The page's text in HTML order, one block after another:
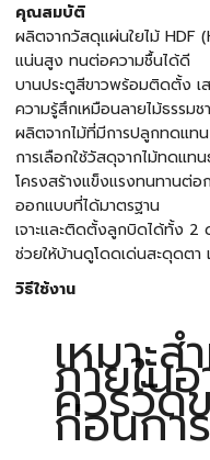
คุณสมบัติ
ผลิตจากวัสดุแผ่นใยไม้ HDF
แน่นสูง ทนต่อความชื้นได้ดี
บานประตูสีขาวพร้อมติดตั้ง เ
ความรู้สึกเหมือนลายไม้ธรรมช
ผลิตจากไม้ที่มีการปลูกทดแท
การเลือกใช้วัสดุจากไม้ทดแท
โครงสร้างแข็งแรงทนทานต่อ
ออกแบบที่ได้มาตรฐาน
เจาะและติดตั้งลูกบิดได้ทั้ง 2
ช่วยให้บ้านดูโดดเด่นสะดุดตา
วิธีใช้งาน
เหมาะ
ภายใน
ควรวัด
ก่อนกา